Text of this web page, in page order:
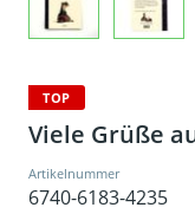
TOP
Viele Grüße
Artikelnummer
6740-6183-4235